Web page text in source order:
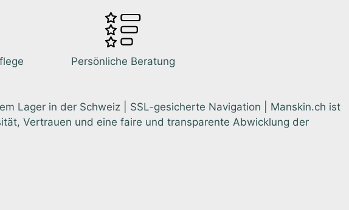
Persönliche Beratung
Lager in der Schweiz | SSL-gesicherte Navigation | Manskin.ch ist
Vertrauen und eine faire und transparente Abwicklung der